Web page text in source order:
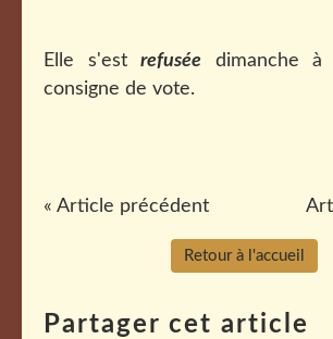
Elle s'est refusée dimanche à
consigne de vote.
« Article précédent
Retour à l'accueil
Partager cet article